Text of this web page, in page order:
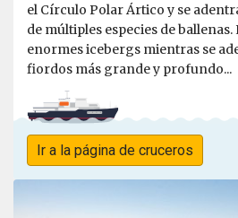
el Círculo Polar Ártico y se
de múltiples especies de
enormes icebergs mientras se
fiordos más grande y profundo...
Ir a la página de cruceros